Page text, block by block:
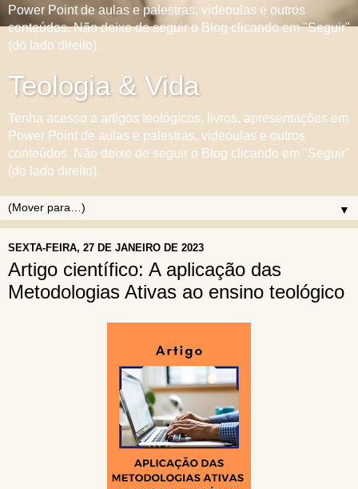
Power Point de aulas e palestras, videoulas e outros
conteúdos. Não deixe de seguir o Blog clicando em "Seguir"
(do lado direito).
Teologia & Vida
Tenha acesso a artigos teológicos, livros, apresentações em
Power Point de aulas e palestras, videoulas e outros
conteúdos. Não deixe de seguir o Blog clicando em "Seguir"
(do lado direito).
▼
SEXTA-FEIRA, 27 DE JANEIRO DE 2023
Artigo científico: A aplicação das
Metodologias Ativas ao ensino teológico